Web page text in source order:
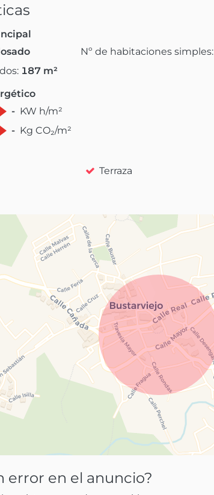
Nº de habitaciones simples:
187 m²
- KW h/m²
- Kg CO₂/m²
Terraza
error en el anuncio?